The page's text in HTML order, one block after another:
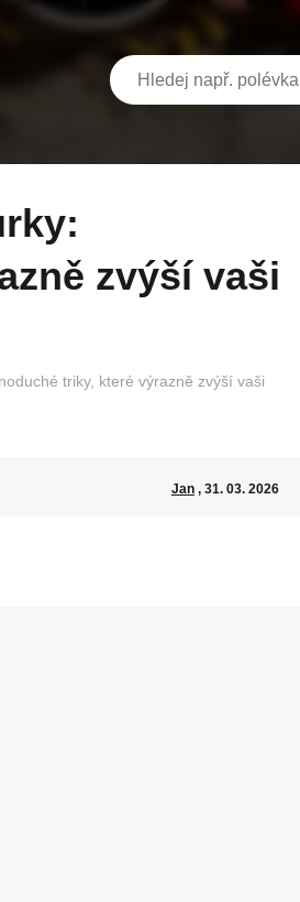
zvýší vaši
triky, které výrazně zvýší vaši
Jan, 31. 03. 2026